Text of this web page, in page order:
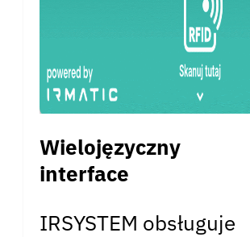
Wielojęzyczny
interface
IRSYSTEM obsługuje